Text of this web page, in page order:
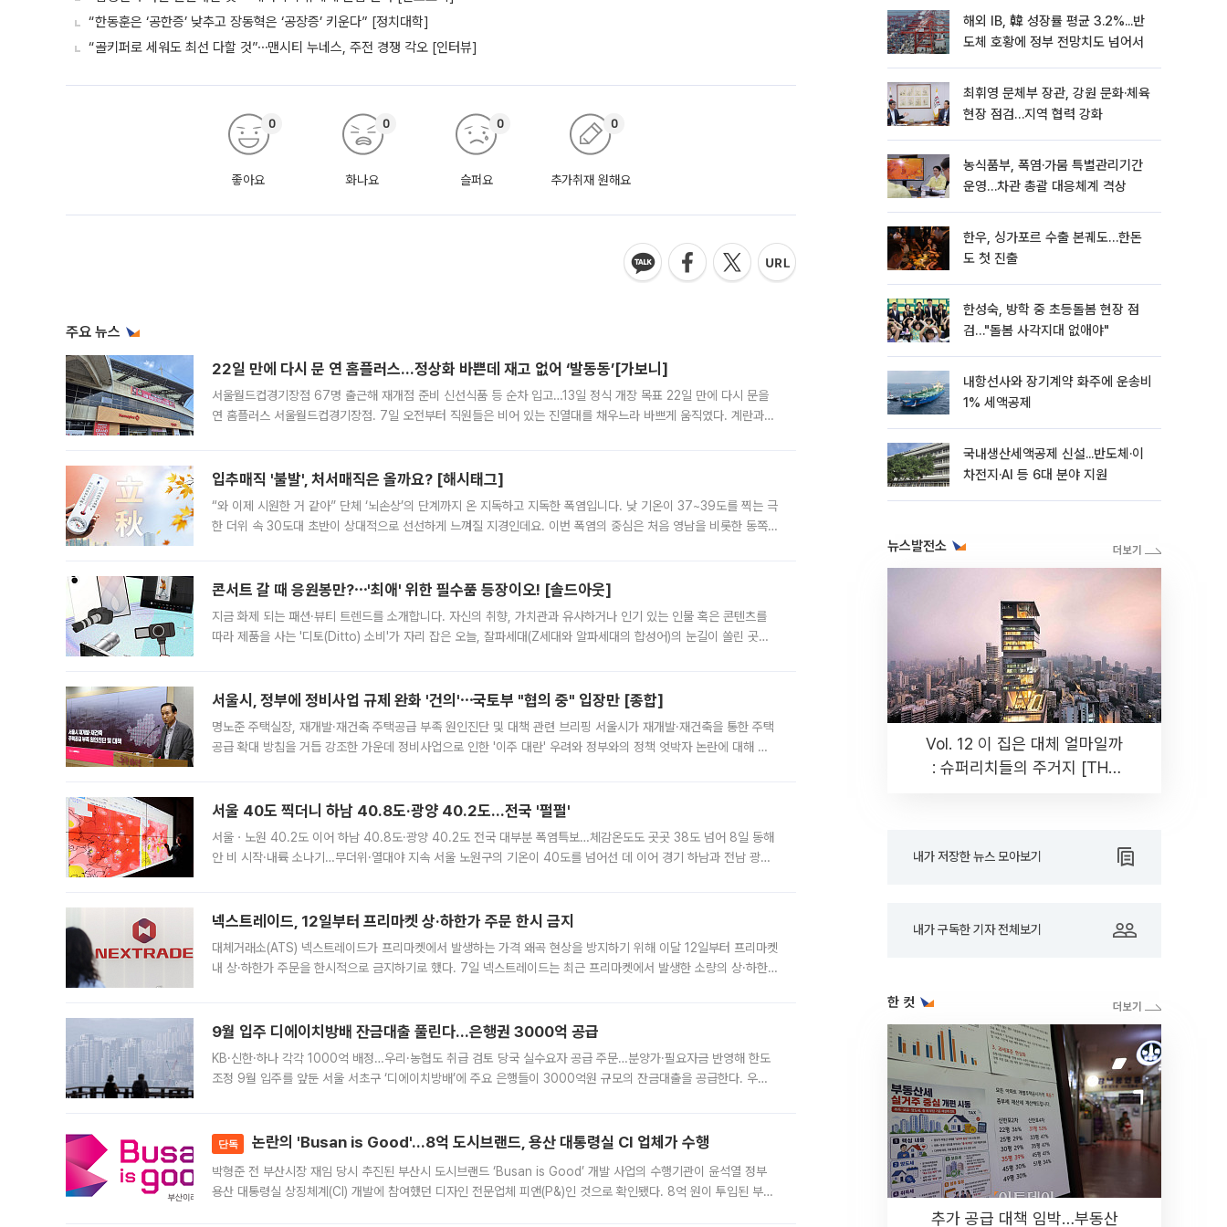
“한동훈은 ‘공한증’ 낮추고 장동혁은 ‘공장증’ 키운다” [정치대학]
“골키퍼로 세워도 최선 다할 것”⋯맨시티 누네스, 주전 경쟁 각오 [인터뷰]
좋아요
0
화나요
0
슬퍼요
0
추가취재 원해요
0
주요 뉴스
22일 만에 다시 문 연 홈플러스…정상화 바쁜데 재고 없어 ‘발동동’[가보니]
서울월드컵경기장점 67명 출근해 재개점 준비 신선식품 등 순차 입고…13일 정식 개장 목표 22일 만에 다시 문을
연 홈플러스 서울월드컵경기장점. 7일 오전부터 직원들은 비어 있는 진열대를 채우느라 바쁘게 움직였다. 계란과
입추매직 '불발', 처서매직은 올까요? [해시태그]
“와 이제 시원한 거 같아” 단체 ‘뇌손상’의 단계까지 온 지독하고 지독한 폭염입니다. 낮 기온이 37~39도를 찍는 극
한 더위 속 30도대 초반이 상대적으로 선선하게 느껴질 지경인데요. 이번 폭염의 중심은 처음 영남을 비롯한 동쪽
콘서트 갈 때 응원봉만?⋯'최애' 위한 필수품 등장이오! [솔드아웃]
지금 화제 되는 패션·뷰티 트렌드를 소개합니다. 자신의 취향, 가치관과 유사하거나 인기 있는 인물 혹은 콘텐츠를
따라 제품을 사는 '디토(Ditto) 소비'가 자리 잡은 오늘, 잘파세대(Z세대와 알파세대의 합성어)의 눈길이 쏠린 곳은
서울시, 정부에 정비사업 규제 완화 '건의'⋯국토부 "협의 중" 입장만 [종합]
명노준 주택실장, 재개발·재건축 주택공급 부족 원인진단 및 대책 관련 브리핑 서울시가 재개발·재건축을 통한 주택
공급 확대 방침을 거듭 강조한 가운데 정비사업으로 인한 '이주 대란' 우려와 정부와의 정책 엇박자 논란에 대해 정
서울 40도 찍더니 하남 40.8도·광양 40.2도…전국 '펄펄'
서울ㆍ노원 40.2도 이어 하남 40.8도·광양 40.2도 전국 대부분 폭염특보…체감온도도 곳곳 38도 넘어 8일 동해
안 비 시작·내륙 소나기…무더위·열대야 지속 서울 노원구의 기온이 40도를 넘어선 데 이어 경기 하남과 전남 광양
넥스트레이드, 12일부터 프리마켓 상·하한가 주문 한시 금지
대체거래소(ATS) 넥스트레이드가 프리마켓에서 발생하는 가격 왜곡 현상을 방지하기 위해 이달 12일부터 프리마켓
내 상·하한가 주문을 한시적으로 금지하기로 했다. 7일 넥스트레이드는 최근 프리마켓에서 발생한 소량의 상·하한
9월 입주 디에이치방배 잔금대출 풀린다…은행권 3000억 공급
KB·신한·하나 각각 1000억 배정…우리·농협도 취급 검토 당국 실수요자 공급 주문…분양가·필요자금 반영해 한도
조정 9월 입주를 앞둔 서울 서초구 ‘디에이치방배’에 주요 은행들이 3000억원 규모의 잔금대출을 공급한다. 우리
단독 논란의 'Busan is Good'…8억 도시브랜드, 용산 대통령실 CI 업체가 수행
박형준 전 부산시장 재임 당시 추진된 부산시 도시브랜드 ‘Busan is Good’ 개발 사업의 수행기관이 윤석열 정부
용산 대통령실 상징체계(CI) 개발에 참여했던 디자인 전문업체 피앤(P&)인 것으로 확인됐다. 8억 원이 투입된 부산
해외 IB, 韓 성장률 평균 3.2%...반
도체 호황에 정부 전망치도 넘어서
최휘영 문체부 장관, 강원 문화·체육
현장 점검…지역 협력 강화
농식품부, 폭염·가뭄 특별관리기간
운영…차관 총괄 대응체계 격상
한우, 싱가포르 수출 본궤도…한돈
도 첫 진출
한성숙, 방학 중 초등돌봄 현장 점
검…"돌봄 사각지대 없애야"
내항선사와 장기계약 화주에 운송비
1% 세액공제
국내생산세액공제 신설...반도체·이
차전지·AI 등 6대 분야 지원
뉴스발전소
Vol. 12 이 집은 대체 얼마일까
: 슈퍼리치들의 주거지 [THE
내가 저장한 뉴스 모아보기
내가 구독한 기자 전체보기
한 컷
추가 공급 대책 임박…부동산